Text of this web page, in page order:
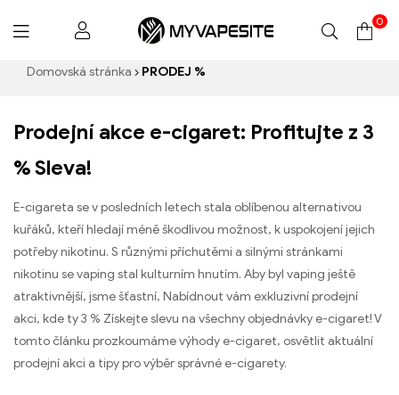
Myvapesite.de
0
Domovská stránka PRODEJ %
Prodejní akce e-cigaret: Profitujte z 3
% Sleva!
E-cigareta se v posledních letech stala oblíbenou alternativou
kuřáků, kteří hledají méně škodlivou možnost, k uspokojení jejich
potřeby nikotinu. S různými příchutěmi a silnými stránkami
nikotinu se vaping stal kulturním hnutím. Aby byl vaping ještě
atraktivnější, jsme šťastní, Nabídnout vám exkluzivní prodejní
akci, kde ty 3 % Získejte slevu na všechny objednávky e-cigaret! V
tomto článku prozkoumáme výhody e-cigaret, osvětlit aktuální
prodejní akci a tipy pro výběr správné e-cigarety.